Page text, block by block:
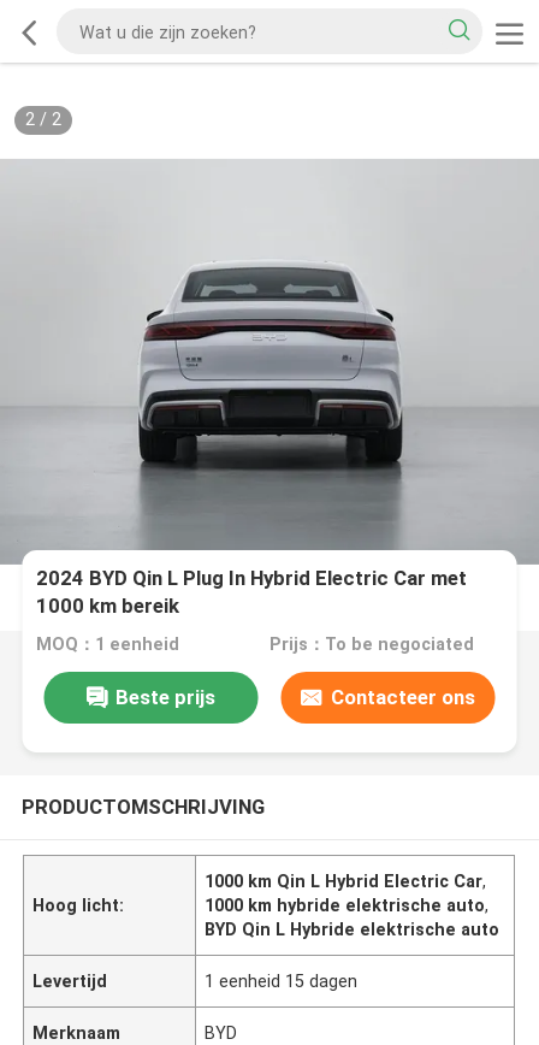
2/ 2
2024 BYD Qin L Plug In Hybrid Electric Car met
1000 km bereik
MOQ：1 eenheid Prijs：To be negociated
Beste prijs Contacteer ons
PRODUCTOMSCHRIJVING
Hoog licht:
1000 km Qin L Hybrid Electric Car,
1000 km hybride elektrische auto,
BYD Qin L Hybride elektrische auto
Levertijd 1 eenheid 15 dagen
Merknaam BYD